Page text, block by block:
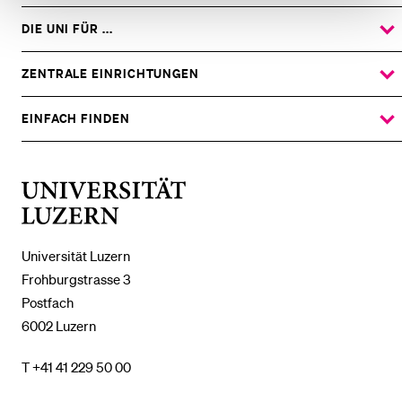
Universität Luzern
Frohburgstrasse 3
Postfach
6002 Luzern
T +41 41 229 50 00
DIE UNI FÜR ...
ZEIGE
DAS
UNTERMENÜ
ZENTRALE EINRICHTUNGEN
ZEIGE
DAS
UNTERMENÜ
EINFACH FINDEN
ZEIGE
DAS